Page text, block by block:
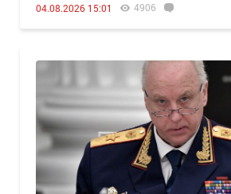
04.08.2026 15:01 4906